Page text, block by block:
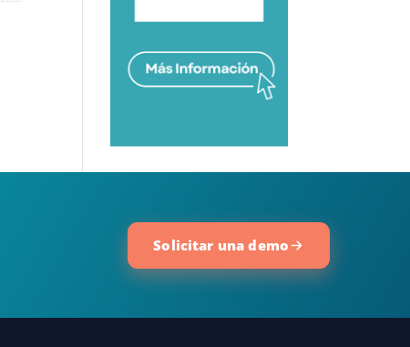
Solicitar una demo